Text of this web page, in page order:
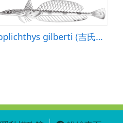
Hoplichthys gilberti (吉氏針鯒)